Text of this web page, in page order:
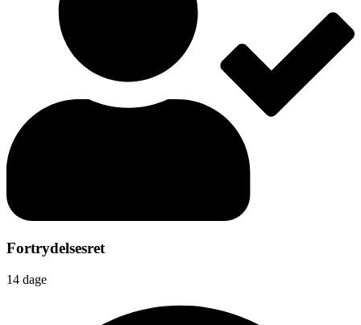
Fortrydelsesret
14 dage